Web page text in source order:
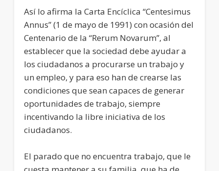
Así lo afirma la Carta Encíclica “Centesimus
Annus” (1 de mayo de 1991) con ocasión del
Centenario de la “Rerum Novarum”, al
establecer que la sociedad debe ayudar a
los ciudadanos a procurarse un trabajo y
un empleo, y para eso han de crearse las
condiciones que sean capaces de generar
oportunidades de trabajo, siempre
incentivando la libre iniciativa de los
ciudadanos.
El parado que no encuentra trabajo, que le